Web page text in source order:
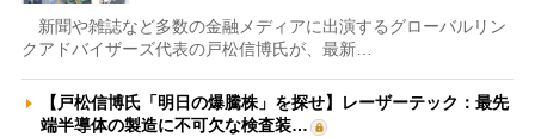
新聞や雑誌など多数の金融メディアに出演するグローバルリン
クアドバイザーズ代表の戸松信博氏が、最新…
【戸松信博氏「明日の爆騰株」を探せ】レーザーテック：最先
端半導体の製造に不可欠な検査装…